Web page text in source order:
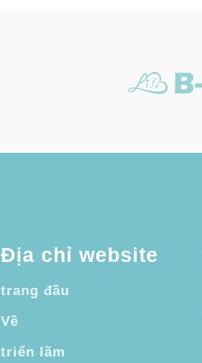
Địa chỉ website
trang đầu
Về
triển lãm